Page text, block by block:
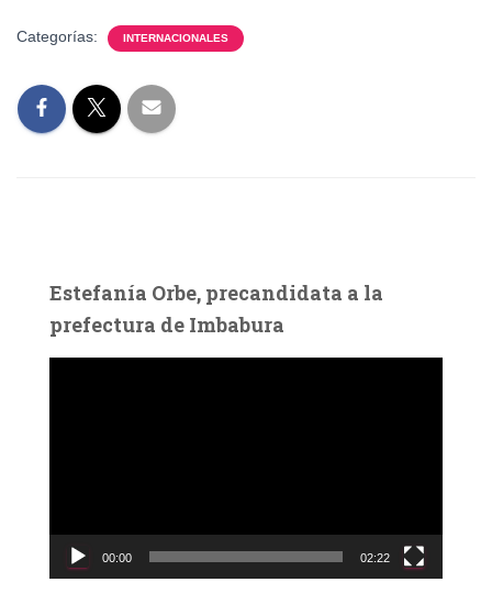
Categorías: INTERNACIONALES
Estefanía Orbe, precandidata a la
prefectura de Imbabura
c
00:00 02:22